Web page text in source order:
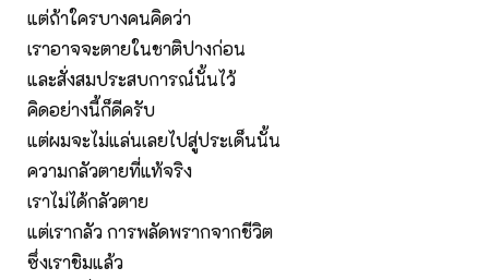
แต่ถ้าใครบางคนคิดว่า
เราอาจจะตายในชาติปางก่อน
และสั่งสมประสบการณ์นั้นไว้
คิดอย่างนี้ก็ดีครับ
แต่ผมจะไม่แล่นเลยไปสู่ประเด็นนั้น
ความกลัวตายที่แท้จริง
เราไม่ได้กลัวตาย
แต่เรากลัว การพลัดพรากจากชีวิต
ซึ่งเราชิมแล้ว